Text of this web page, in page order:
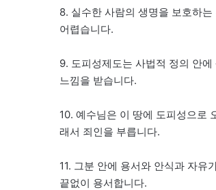
8. 실수한 사람의 생명을 보호하
어렵습니다.
9. 도피성제도는 사법적 정의 안
느낌을 받습니다.
10. 예수님은 이 땅에 도피성으로
래서 죄인을 부릅니다.
11. 그분 안에 용서와 안식과 자유
끝없이 용서합니다.